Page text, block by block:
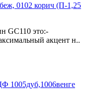
0102 корич (П-1,25
GC110 это:-
акцент н..